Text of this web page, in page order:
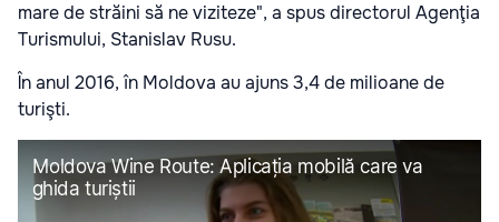
mare de străini să ne viziteze", a spus directorul Agenţia
Turismului, Stanislav Rusu.
În anul 2016, în Moldova au ajuns 3,4 de milioane de
turişti.